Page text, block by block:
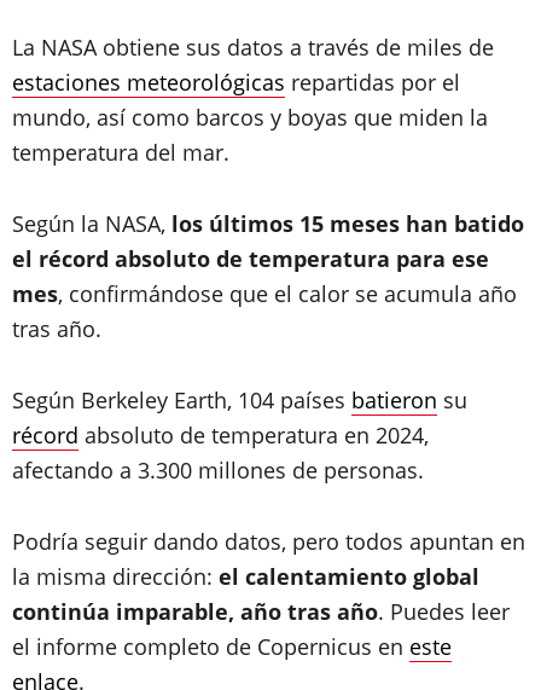
La NASA obtiene sus datos a través de miles de
estaciones meteorológicas repartidas por el
mundo, así como barcos y boyas que miden la
temperatura del mar.
Según la NASA, los últimos 15 meses han batido
el récord absoluto de temperatura para ese
mes, confirmándose que el calor se acumula año
tras año.
Según Berkeley Earth, 104 países batieron su
récord absoluto de temperatura en 2024,
afectando a 3.300 millones de personas.
Podría seguir dando datos, pero todos apuntan en
la misma dirección: el calentamiento global
continúa imparable, año tras año. Puedes leer
el informe completo de Copernicus en este
enlace.